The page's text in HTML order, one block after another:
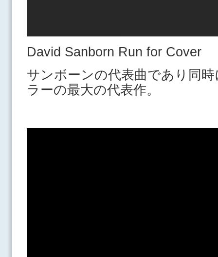
David Sanborn Run for Cover
サンボーンの代表曲であり同
ラーの最大の代表作。